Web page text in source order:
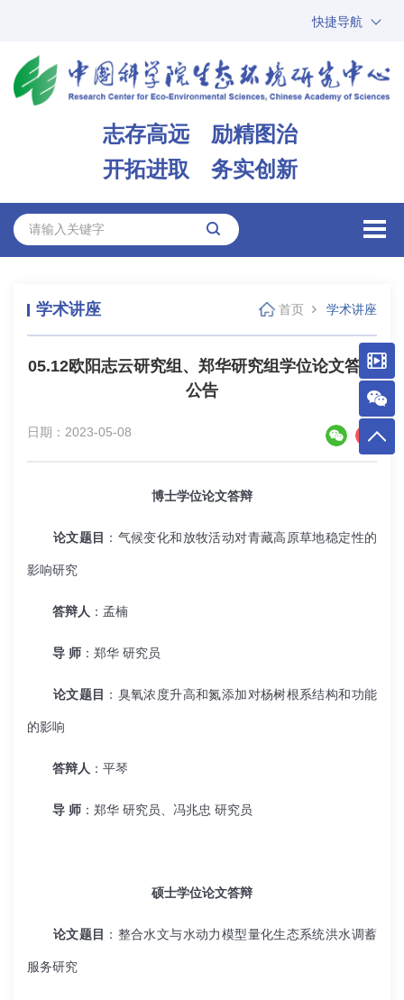
快捷导航
ARP
邮箱
志存高远 励精图治
开拓进取 务实创新
学术讲座 首页 学术讲座
05.12欧阳志云研究组、郑华研究组学位论文答辩
公告
日期：2023-05-08
博士学位论文答辩
论文题目 ：气候变化和放牧活动对青藏高原草地稳定性的
影响研究
答辩人 ：孟楠
导 师 ：郑华 研究员
论文题目 ：臭氧浓度升高和氮添加对杨树根系结构和功能
的影响
答辩人 ：平琴
导 师 ：郑华 研究员、冯兆忠 研究员
硕士学位论文答辩
论文题目 ：整合水文与水动力模型量化生态系统洪水调蓄
服务研究